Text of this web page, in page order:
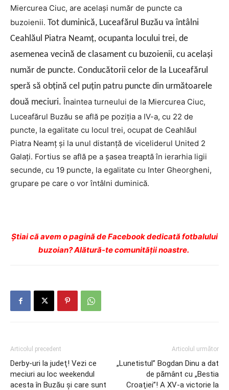
Miercurea Ciuc, are acelaşi număr de puncte ca
buzoienii. Tot duminică, Luceafărul Buzău va întâlni
Ceahlăul Piatra Neamţ, ocupanta locului trei, de
asemenea vecină de clasament cu buzoienii, cu acelaşi
număr de puncte. Conducătorii celor de la Luceafărul
speră să obţină cel puţin patru puncte din următoarele
două meciuri. Înaintea turneului de la Miercurea Ciuc,
Luceafărul Buzău se află pe poziţia a IV-a, cu 22 de
puncte, la egalitate cu locul trei, ocupat de Ceahlăul
Piatra Neamţ şi la unul distanţă de viceliderul United 2
Galaţi. Fortius se află pe a şasea treaptă în ierarhia ligii
secunde, cu 19 puncte, la egalitate cu Inter Gheorgheni,
grupare pe care o vor întâlni duminică.
Ştiai că avem o pagină de Facebook dedicată fotbalului
buzoian? Alătură-te comunității noastre.
Articolul precedent
Derby-uri la judeţ! Vezi ce
meciuri au loc weekendul
acesta în Buzău şi care sunt
Articolul următor
„Lunetistul” Bogdan Dinu a dat
de pământ cu „Bestia
Croaţiei”! A XV-a victorie la